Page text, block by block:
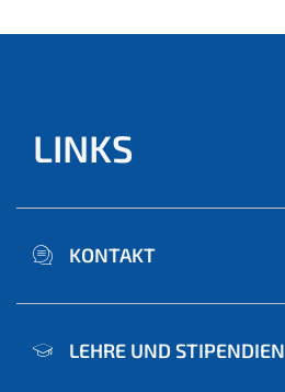
LINKS
KONTAKT
LEHRE UND STIPENDIEN